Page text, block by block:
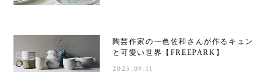
陶芸作家の一色佐和さんが作るキュン
と可愛い世界【FREEPARK】
2025.09.11